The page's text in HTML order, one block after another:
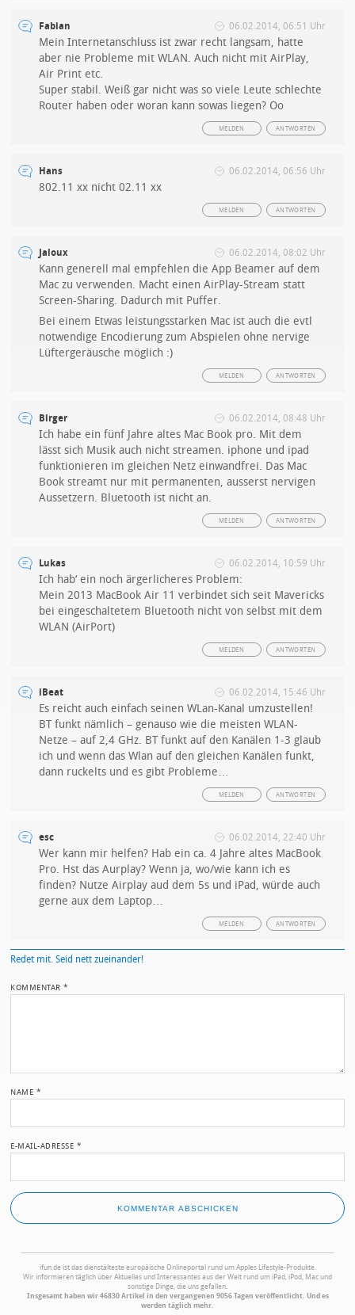
Fabian 06.02.2014, 06:51 Uhr
Mein Internetanschluss ist zwar recht langsam, hatte
aber nie Probleme mit WLAN. Auch nicht mit AirPlay,
Air Print etc.
Super stabil. Weiß gar nicht was so viele Leute schlechte
Router haben oder woran kann sowas liegen? Oo
ANTWORTEN
MELDEN
Hans 06.02.2014, 06:56 Uhr
802.11 xx nicht 02.11 xx
ANTWORTEN
MELDEN
Jaloux 06.02.2014, 08:02 Uhr
Kann generell mal empfehlen die App Beamer auf dem
Mac zu verwenden. Macht einen AirPlay-Stream statt
Screen-Sharing. Dadurch mit Puffer.
Bei einem Etwas leistungsstarken Mac ist auch die evtl
notwendige Encodierung zum Abspielen ohne nervige
Lüftergeräusche möglich :)
ANTWORTEN
MELDEN
Birger 06.02.2014, 08:48 Uhr
Ich habe ein fünf Jahre altes Mac Book pro. Mit dem
lässt sich Musik auch nicht streamen. iphone und ipad
funktionieren im gleichen Netz einwandfrei. Das Mac
Book streamt nur mit permanenten, ausserst nervigen
Aussetzern. Bluetooth ist nicht an.
ANTWORTEN
MELDEN
Lukas 06.02.2014, 10:59 Uhr
Ich hab‘ ein noch ärgerlicheres Problem:
Mein 2013 MacBook Air 11 verbindet sich seit Mavericks
bei eingeschaltetem Bluetooth nicht von selbst mit dem
WLAN (AirPort)
ANTWORTEN
MELDEN
iBeat 06.02.2014, 15:46 Uhr
Es reicht auch einfach seinen WLan-Kanal umzustellen!
BT funkt nämlich – genauso wie die meisten WLAN-
Netze – auf 2,4 GHz. BT funkt auf den Kanälen 1-3 glaub
ich und wenn das Wlan auf den gleichen Kanälen funkt,
dann ruckelts und es gibt Probleme…
ANTWORTEN
MELDEN
esc 06.02.2014, 22:40 Uhr
Wer kann mir helfen? Hab ein ca. 4 Jahre altes MacBook
Pro. Hst das Aurplay? Wenn ja, wo/wie kann ich es
finden? Nutze Airplay aud dem 5s und iPad, würde auch
gerne aux dem Laptop…
ANTWORTEN
MELDEN
Redet mit. Seid nett zueinander!
KOMMENTAR*
NAME *
E-MAIL-ADRESSE *
ifun.de ist das dienstälteste europäische Onlineportal rund um Apples Lifestyle-Produkte.
Wir informieren täglich über Aktuelles und Interessantes aus der Welt rund um iPad, iPod, Mac und
sonstige Dinge, die uns gefallen.
Insgesamt haben wir 46830 Artikel in den vergangenen 9056 Tagen veröffentlicht. Und es
werden täglich mehr.